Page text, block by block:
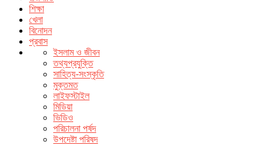
শিক্ষা
খেলা
বিনোদন
প্রবাস
ইসলাম ও জীবন
তথ্যপ্রযুক্তি
সাহিত্য-সংস্কৃতি
মুক্তমত
লাইফস্টাইল
মিডিয়া
ভিডিও
পরিচালনা পর্ষদ
উপদেষ্টা পরিষদ